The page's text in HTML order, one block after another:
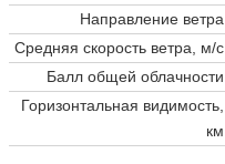
Направление ветра
Средняя скорость ветра, м/с
Балл общей облачности
Горизонтальная видимость,
км